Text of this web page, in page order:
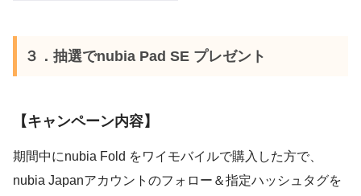
３．抽選でnubia Pad SE プレゼント
【キャンペーン内容】
期間中にnubia Fold をワイモバイルで購入した方で、
nubia Japanアカウントのフォロー＆指定ハッシュタグを